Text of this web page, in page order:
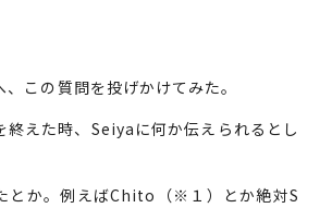
この質問を投げかけてみた。
終えた時、Seiyaに何か伝えられるとし
とか。例えばChito（※１）とか絶対S